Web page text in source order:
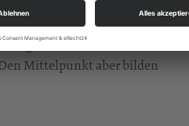
eine Reihe von
für die mittlere
Mittelpunkt aber bilden